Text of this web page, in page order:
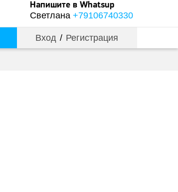
Напишите в Whatsup
Светлана +79106740330
Вход / Регистрация